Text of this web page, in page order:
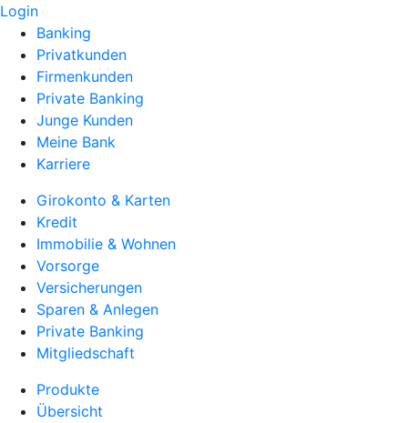
Login
Banking
Privatkunden
Firmenkunden
Private Banking
Junge Kunden
Meine Bank
Karriere
Girokonto & Karten
Kredit
Immobilie & Wohnen
Vorsorge
Versicherungen
Sparen & Anlegen
Private Banking
Mitgliedschaft
Produkte
Übersicht